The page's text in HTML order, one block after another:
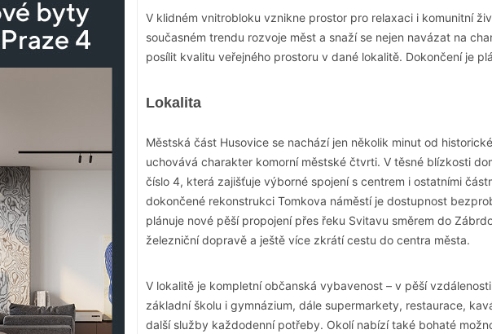
V klidném vnitrobloku vznikne prostor pro relaxaci i komunitní
současném trendu rozvoje měst a snaží se nejen navázat na
posílit kvalitu veřejného prostoru v dané lokalitě. Dokončení je
Lokalita
Městská část Husovice se nachází jen několik minut od
uchovává charakter komorní městské čtvrti. V těsné blízkosti
číslo 4, která zajišťuje výborné spojení s centrem i ostatními
dokončené rekonstrukci Tomkova náměstí je dostupnost
plánuje nové pěší propojení přes řeku Svitavu směrem do
železniční dopravě a ještě více zkrátí cestu do centra města.
V lokalitě je kompletní občanská vybavenost – v pěší
základní školu i gymnázium, dále supermarkety, restaurace,
další služby každodenní potřeby. Okolí nabízí také bohaté